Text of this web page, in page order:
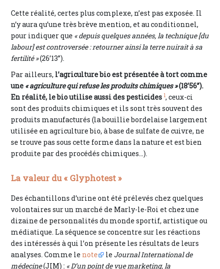
Cette réalité, certes plus complexe, n’est pas exposée. Il
n’y aura qu’une très brève mention, et au conditionnel,
pour indiquer que « depuis quelques années, la technique [du
labour] est controversée : retourner ainsi la terre nuirait à sa
fertilité »(26’13”).
Par ailleurs, l’agriculture bio est présentée à tort comme
une « agriculture qui refuse les produits chimiques »(18’56”).
En réalité, le bio utilise aussi des pesticides 1, ceux-ci
sont des produits chimiques et ils sont très souvent des
produits manufacturés (la bouillie bordelaise largement
utilisée en agriculture bio, à base de sulfate de cuivre, ne
se trouve pas sous cette forme dans la nature et est bien
produite par des procédés chimiques…).
La valeur du « Glyphotest »
Des échantillons d’urine ont été prélevés chez quelques
volontaires sur un marché de Marly-le-Roi et chez une
dizaine de personnalités du monde sportif, artistique ou
médiatique. La séquence se concentre sur les réactions
des intéressés à qui l’on présente les résultats de leurs
analyses. Comme le note le Journal International de
médecine(JIM) : « D’un point de vue marketing, la